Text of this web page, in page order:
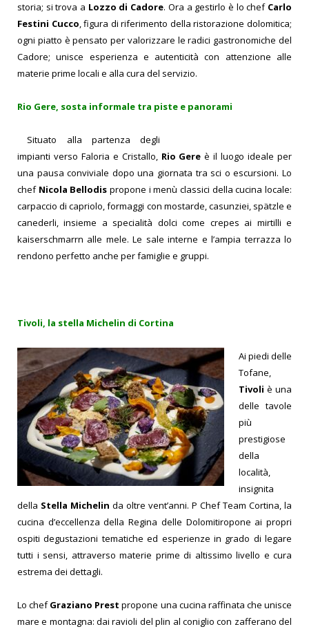
storia; si trova a Lozzo di Cadore. Ora a gestirlo è lo chef Carlo
Festini Cucco, figura di riferimento della ristorazione dolomitica;
ogni piatto è pensato per valorizzare le radici gastronomiche del
Cadore; unisce esperienza e autenticità con attenzione alle
materie prime locali e alla cura del servizio.
Rio Gere, sosta informale tra piste e panorami
Situato alla partenza degli
impianti verso Faloria e Cristallo, Rio Gere è il luogo ideale per
una pausa conviviale dopo una giornata tra sci o escursioni. Lo
chef Nicola Bellodispropone i menù classici della cucina locale:
carpaccio di capriolo, formaggi con mostarde, casunziei, spätzle e
canederli, insieme a specialità dolci come crepes ai mirtilli e
kaiserschmarrn alle mele. Le sale interne e l’ampia terrazza lo
rendono perfetto anche per famiglie e gruppi.
Tivoli, la stella Michelin di Cortina
Ai piedi delle
Tofane,
Tivoli è una
delle tavole
più
prestigiose
della
località,
insignita
della Stella Michelin da oltre vent’anni. P Chef Team Cortina, la
cucina d’eccellenza della Regina delle Dolomitiropone ai propri
ospiti degustazioni tematiche ed esperienze in grado di legare
tutti i sensi, attraverso materie prime di altissimo livello e cura
estrema dei dettagli.
Lo chefGraziano Prest propone una cucina raffinata che unisce
mare e montagna: dai ravioli del plin al coniglio con zafferano del